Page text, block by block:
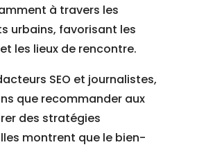
à travers les
urbains, favorisant les
les lieux de rencontre.
SEO et journalistes,
que recommander aux
des stratégies
montrent que le bien-